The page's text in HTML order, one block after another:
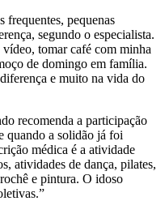
frequentes, pequenas
segundo o especialista.
tomar café com minha
de domingo em família.
e muito na vida do
recomenda a participação
quando a solidão já foi
médica é a atividade
atividades de dança, pilates,
e pintura. O idoso